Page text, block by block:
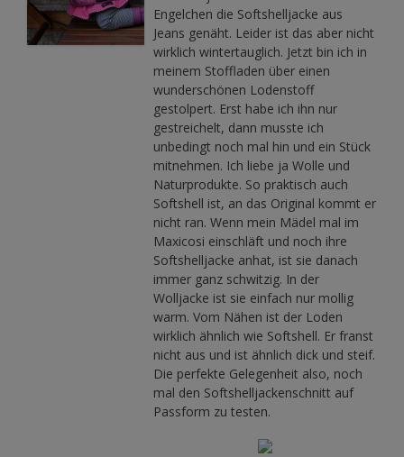
Engelchen die Softshelljacke aus
Jeans genäht. Leider ist das aber nicht
wirklich wintertauglich. Jetzt bin ich in
meinem Stoffladen über einen
wunderschönen Lodenstoff
gestolpert. Erst habe ich ihn nur
gestreichelt, dann musste ich
unbedingt noch mal hin und ein Stück
mitnehmen. Ich liebe ja Wolle und
Naturprodukte. So praktisch auch
Softshell ist, an das Original kommt er
nicht ran. Wenn mein Mädel mal im
Maxicosi einschläft und noch ihre
Softshelljacke anhat, ist sie danach
immer ganz schwitzig. In der
Wolljacke ist sie einfach nur mollig
warm. Vom Nähen ist der Loden
wirklich ähnlich wie Softshell. Er franst
nicht aus und ist ähnlich dick und steif.
Die perfekte Gelegenheit also, noch
mal den Softshelljackenschnitt auf
Passform zu testen.